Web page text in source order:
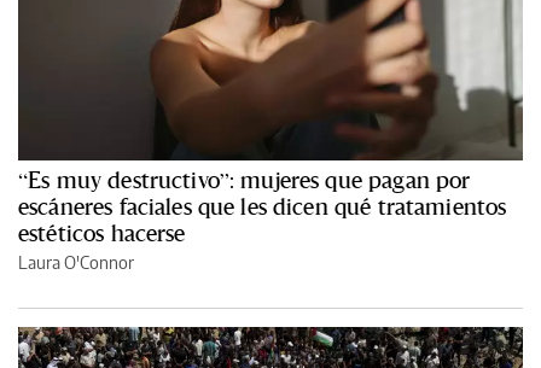
“Es muy destructivo”: mujeres que pagan por
escáneres faciales que les dicen qué tratamientos
estéticos hacerse
Laura O'Connor